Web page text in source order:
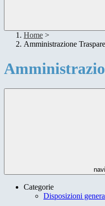
Home >
Amministrazione
Categorie
Disposizioni